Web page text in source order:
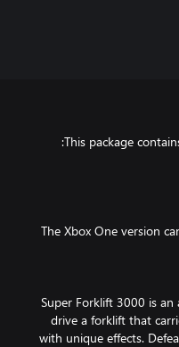
The Xbox One version
Super Forklift 3000 is
drive a forklift that
with unique effects.